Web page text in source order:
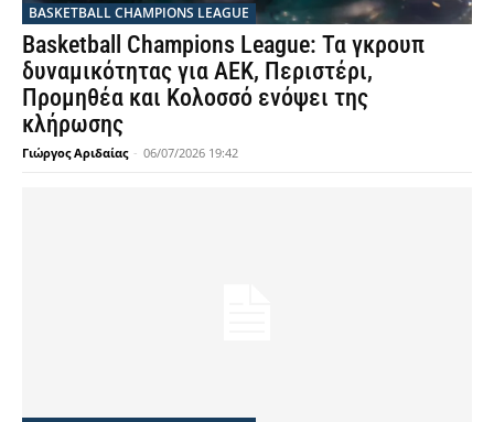
BASKETBALL CHAMPIONS LEAGUE
Basketball Champions League: Τα γκρουπ
δυναμικότητας για ΑΕΚ, Περιστέρι,
Προμηθέα και Κολοσσό ενόψει της
κλήρωσης
Γιώργος Αριδαίας - 06/07/2026 19:42